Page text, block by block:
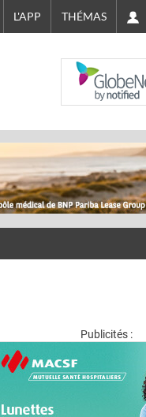
L'APP THÉMAS
NASDAQ
Publicités :